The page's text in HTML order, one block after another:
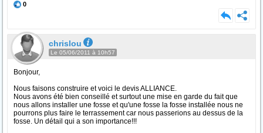
0
chrislou
Le 05/06/2011 à 10h57
Bonjour,
Nous faisons construire et voici le devis ALLIANCE.
Nous avons été bien conseillé et surtout une mise en garde du fait que
nous allons installer une fosse et qu'une fosse la fosse installée nous ne
pourrons plus faire le terrassement car nous passerions au dessus de la
fosse. Un détail qui a son importance!!!